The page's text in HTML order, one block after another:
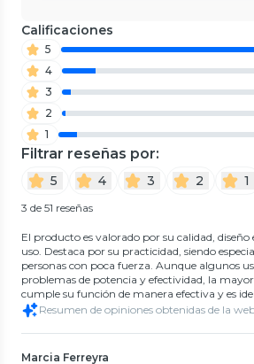
Calificaciones
5
4
3
2
1
Filtrar reseñas por:
5 4 3 2 1
3 de 51 reseñas
El producto es valorado por su calidad,
uso. Destaca por su practicidad, siendo
personas con poca fuerza. Aunque algunos
problemas de potencia y efectividad, la
cumple su función de manera efectiva y es
Resumen de opiniones obtenidas de la
Marcia Ferreyra